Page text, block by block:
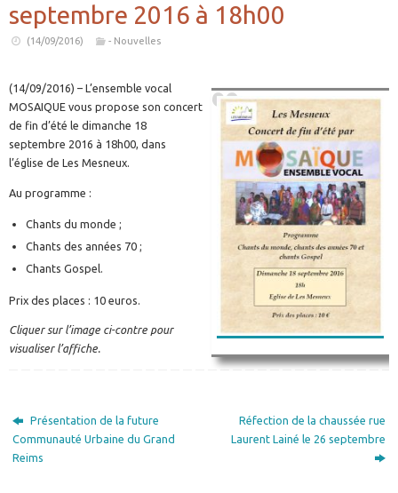
septembre 2016 à 18h00
(14/09/2016) - Nouvelles
(14/09/2016) – L’ensemble vocal
MOSAIQUE vous propose son concert
de fin d’été le dimanche 18
septembre 2016 à 18h00, dans
l’église de Les Mesneux.
Au programme :
Chants du monde ;
Chants des années 70 ;
Chants Gospel.
Prix des places : 10 euros.
Cliquer sur l’image ci-contre pour
visualiser l’affiche.
Présentation de la future
Communauté Urbaine du Grand
Reims
Réfection de la chaussée rue
Laurent Lainé le 26 septembre